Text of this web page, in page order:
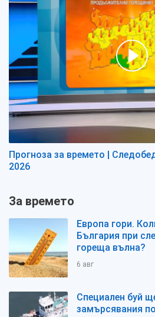
Прогноза за времето |
2026
За времето
Европа гори.
България при
гореща вълна?
6 авг
Специален буй
замърсявания